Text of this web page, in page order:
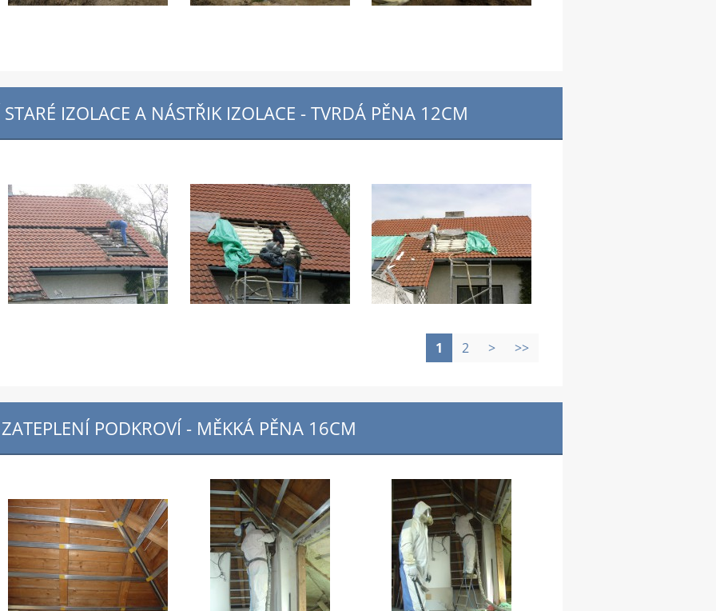
IZOLACE A NÁSTŘIK IZOLACE - TVRDÁ PĚNA 12CM
1 2 > >>
ZATEPLENÍ PODKROVÍ - MĚKKÁ PĚNA 16CM